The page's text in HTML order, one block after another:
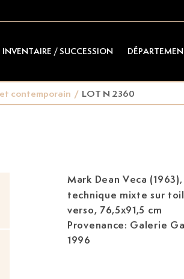
INVENTAIRE / SUCCESSION
contemporain / LOT N 2360
Mark Dean Veca (1963),
technique mixte sur
verso, 76,5x91,5 cm
Provenance: Galerie
1996